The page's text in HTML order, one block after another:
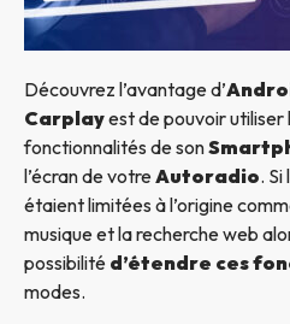
Découvrez l’avantage d’
Carplayest de pouvoir utiliser
fonctionnalités de son
l’écran de votreAutoradio.
étaient limitées à l’origine
musique et la recherche web
possibilité d’étendre ces
modes.